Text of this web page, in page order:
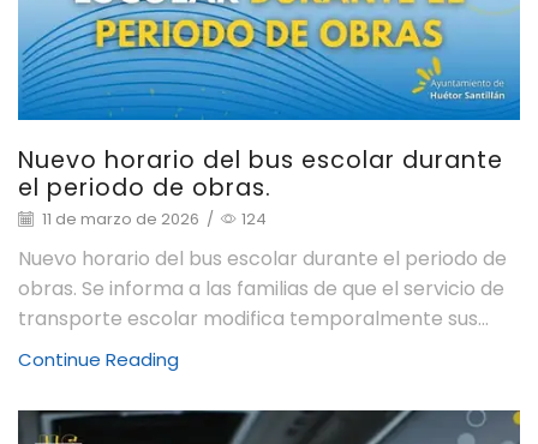
Nuevo horario del bus escolar durante
el periodo de obras.
11 de marzo de 2026 / 124
Nuevo horario del bus escolar durante el periodo de
obras. Se informa a las familias de que el servicio de
transporte escolar modifica temporalmente sus...
Continue Reading